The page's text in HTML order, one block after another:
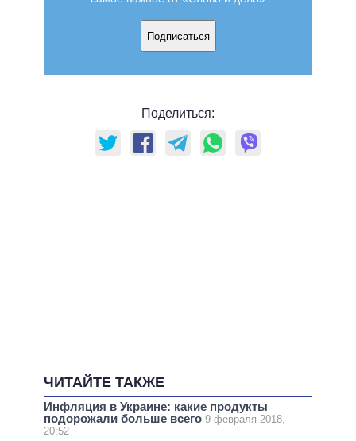
Подписаться
Поделиться:
ЧИТАЙТЕ ТАКЖЕ
Инфляция в Украине: какие продукты
подорожали больше всего 9 февраля 2018,
20:52